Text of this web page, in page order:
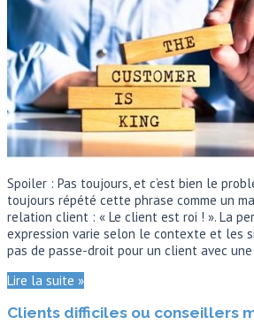
Spoiler : Pas toujours, et c’est bien le
toujours répété cette phrase comme un
relation client : « Le client est roi ! ». La
expression varie selon le contexte et les
pas de passe-droit pour un client avec
Lire la suite »
Clients difficiles ou conseillers